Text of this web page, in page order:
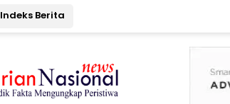
Indeks Berita